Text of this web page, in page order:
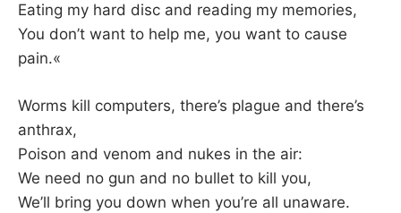
Eating my hard disc and reading my memories,
You don’t want to help me, you want to cause
pain.«
Worms kill computers, there’s plague and there’s
anthrax,
Poison and venom and nukes in the air:
We need no gun and no bullet to kill you,
We’ll bring you down when you’re all unaware.